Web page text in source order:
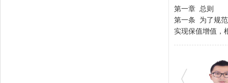
第一章 总则
第一条 为了规
实现保值增值，